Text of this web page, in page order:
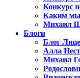
Конкурс
Каким мы
Михаил
Блоги
Блог
Алла
Михаил